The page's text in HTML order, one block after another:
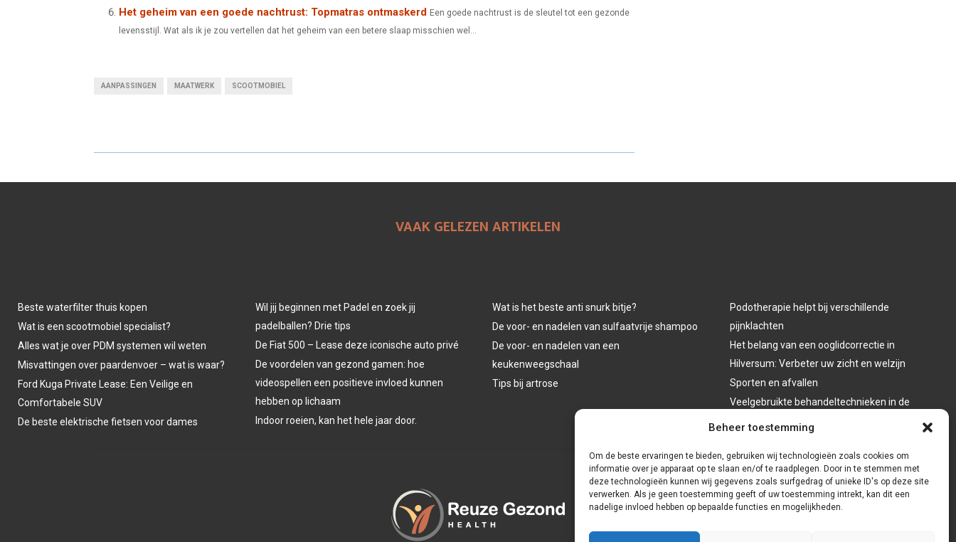
Beheer toestemming
Om de beste ervaringen te bieden, gebruiken wij technologieën zoals cookies om
informatie over je apparaat op te slaan en/of te raadplegen. Door in te stemmen met
deze technologieën kunnen wij gegevens zoals surfgedrag of unieke ID's op deze site
verwerken. Als je geen toestemming geeft of uw toestemming intrekt, kan dit een
nadelige invloed hebben op bepaalde functies en mogelijkheden.
Het geheim van een goede nachtrust: Topmatras ontmaskerd Een goede nachtrust is de sleutel tot een gezonde
levensstijl. Wat als ik je zou vertellen dat het geheim van een betere slaap misschien wel...
AANPASSINGEN MAATWERK SCOOTMOBIEL
VAAK GELEZEN ARTIKELEN
Beste waterfilter thuis kopen
Wat is een scootmobiel specialist?
Alles wat je over PDM systemen wil weten
Misvattingen over paardenvoer – wat is waar?
Ford Kuga Private Lease: Een Veilige en
Comfortabele SUV
De beste elektrische fietsen voor dames
Wil jij beginnen met Padel en zoek jij
padelballen? Drie tips
De Fiat 500 – Lease deze iconische auto privé
De voordelen van gezond gamen: hoe
videospellen een positieve invloed kunnen
hebben op lichaam
Indoor roeien, kan het hele jaar door.
Wat is het beste anti snurk bitje?
De voor- en nadelen van sulfaatvrije shampoo
De voor- en nadelen van een
keukenweegschaal
Tips bij artrose
Podotherapie helpt bij verschillende
pijnklachten
Het belang van een ooglidcorrectie in
Hilversum: Verbeter uw zicht en welzijn
Sporten en afvallen
Veelgebruikte behandeltechnieken in de